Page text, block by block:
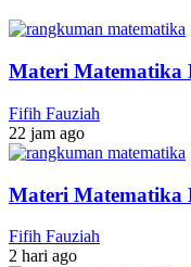
Materi Matematika
Fifih Fauziah
22 jam ago
Materi Matematika
Fifih Fauziah
2 hari ago